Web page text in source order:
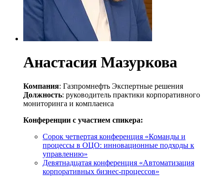
Анастасия Мазуркова
Компания: Газпромнефть Экспертные решения
Должность: руководитель практики корпоративного
мониторинга и комплаенса
Конференции с участием спикера:
Сорок четвертая конференция «Команды и
процессы в ОЦО: инновационные подходы к
управлению»
Девятнадцатая конференция «Автоматизация
корпоративных бизнес-процессов»